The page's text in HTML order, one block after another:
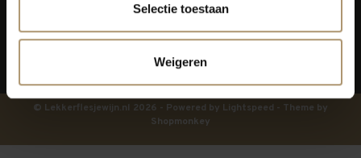
Selectie toestaan
Weigeren
© Lekkerflesjewijn.nl 2026 - Powered by Lightspeed - Theme by
Shopmonkey